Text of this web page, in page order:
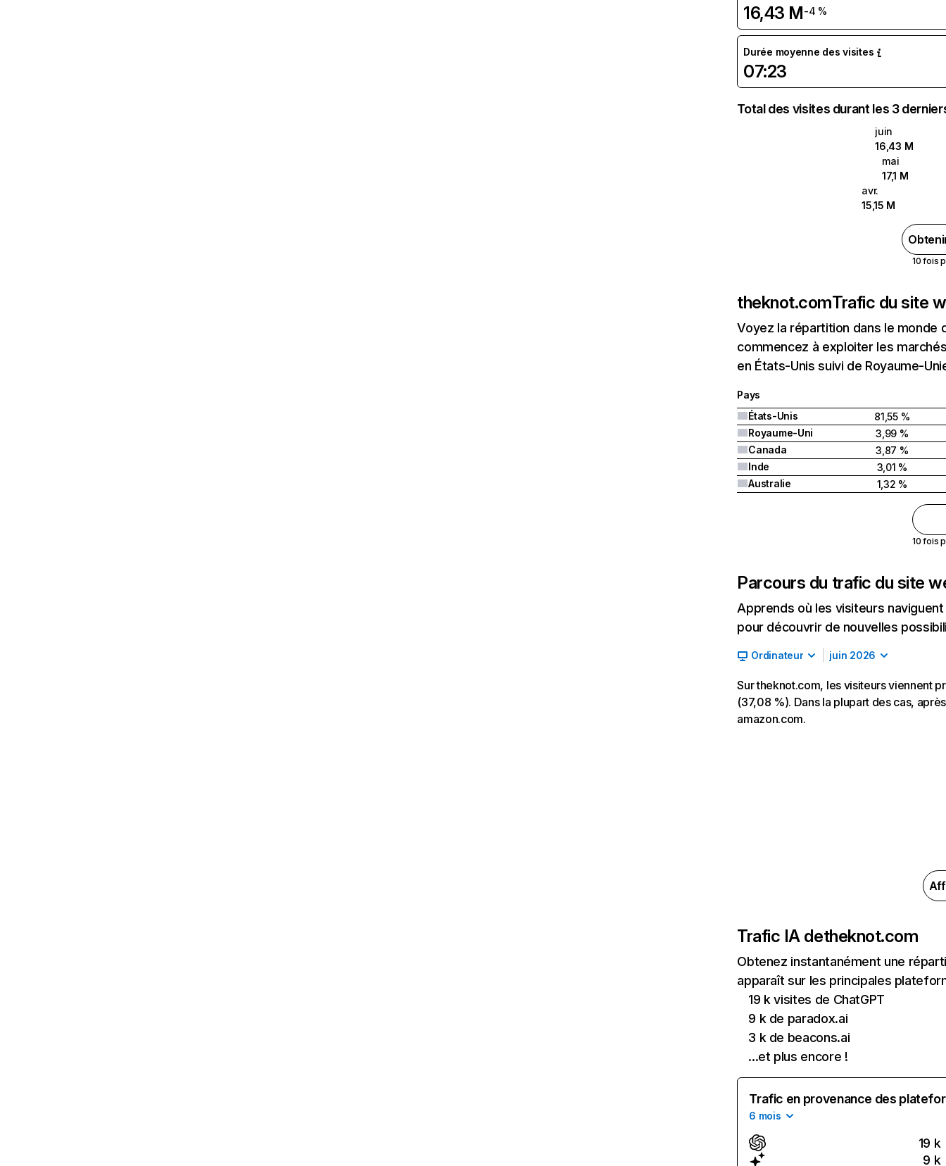
16,43 M-4 %
Durée moyenne des visites
07:23
Total des visites durant les 3
juin
16,43 M
mai
17,1 M
avr.
15,15 M
10 fois
theknot.comTrafic du site
Voyez la répartition dans le
commencez à exploiter les
en États-Unis suivi de Royaume-
Pays
États-Unis
81,55 %
Royaume-Uni
3,99 %
Canada
3,87 %
Inde
3,01 %
Australie
1,32 %
10 fois
Parcours du trafic du site
Apprends où les visiteurs
pour découvrir de nouvelles
Ordinateur juin 2026
Sur theknot.com, les visiteurs viennent
(37,08 %). Dans la plupart des cas,
amazon.com.
Trafic IA detheknot.com
Obtenez instantanément une
apparaît sur les principales
19 k visites de ChatGPT
9 k de paradox.ai
3 k de beacons.ai
...et plus encore !
Trafic en provenance des
6 mois
19 k
9 k